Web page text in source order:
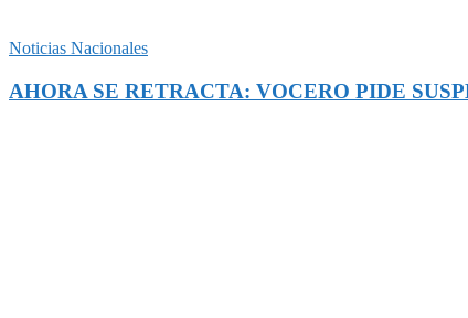
Noticias Nacionales
AHORA SE RETRACTA: VOCERO PIDE